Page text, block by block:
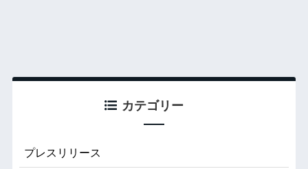
カテゴリー
プレスリリース